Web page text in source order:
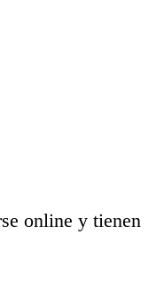
online y tienen